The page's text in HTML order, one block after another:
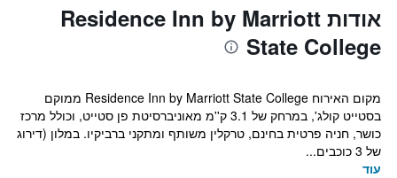
אודות Residence Inn by Marriott
State College
מקום האירוח Residence Inn by Marriott State College ממוקם
בסטייט קולג', במרחק של 3.1 ק''מ מאוניברסיטת פן סטייט, וכולל מרכז
כושר, חניה פרטית בחינם, טרקלין משותף ומתקני ברביקיו. במלון (דירוג
של 3 כוכבים...
עוד